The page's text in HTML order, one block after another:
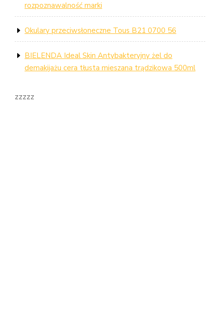
rozpoznawalność marki
Okulary przeciwsłoneczne Tous B21 0700 56
BIELENDA Ideal Skin Antybakteryjny żel do
demakijażu cera tłusta mieszana trądzikowa 500ml
zzzzz